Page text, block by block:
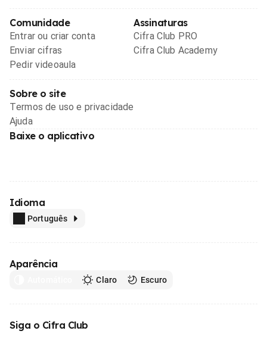
Comunidade
Entrar ou criar conta
Enviar cifras
Pedir videoaula
Assinaturas
Cifra Club PRO
Cifra Club Academy
Sobre o site
Termos de uso e privacidade
Ajuda
Baixe o aplicativo
Idioma
Português
Aparência
Claro Escuro
Siga o Cifra Club